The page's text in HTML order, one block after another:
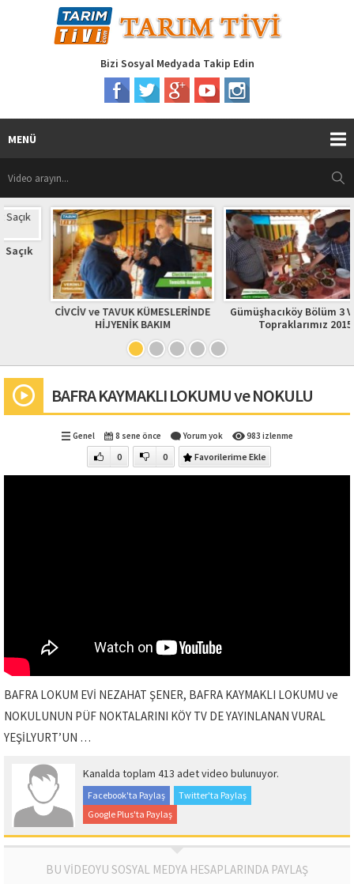
Bizi Sosyal Medyada Takip Edin
MENÜ
CİVCİV ve TAVUK KÜMESLERİNDE
HİJYENİK BAKIM
Gümüşhacıköy Bölüm 3 Verimli
Topraklarımız 2015
BAFRA KAYMAKLI LOKUMU ve NOKULU
Genel 8 sene önce Yorum yok 983 izlenme
0 0 Favorilerime Ekle
BAFRA LOKUM EVİ NEZAHAT ŞENER, BAFRA KAYMAKLI LOKUMU ve
NOKULUNUN PÜF NOKTALARINI KÖY TV DE YAYINLANAN VURAL
YEŞİLYURT’UN …
Kanalda toplam 413 adet video bulunuyor.
Facebook'ta Paylaş
Twitter'ta Paylaş
Google Plus'ta Paylaş
BU VİDEOYU SOSYAL MEDYA HESAPLARINDA PAYLAŞ